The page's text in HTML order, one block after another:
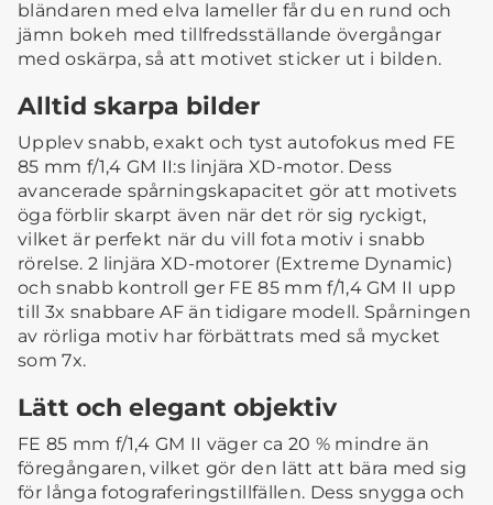
bländaren med elva lameller får du en rund och
jämn bokeh med tillfredsställande övergångar
med oskärpa, så att motivet sticker ut i bilden.
Alltid skarpa bilder
Upplev snabb, exakt och tyst autofokus med FE
85 mm f/1,4 GM II:s linjära XD-motor. Dess
avancerade spårningskapacitet gör att motivets
öga förblir skarpt även när det rör sig ryckigt,
vilket är perfekt när du vill fota motiv i snabb
rörelse. 2 linjära XD-motorer (Extreme Dynamic)
och snabb kontroll ger FE 85 mm f/1,4 GM II upp
till 3x snabbare AF än tidigare modell. Spårningen
av rörliga motiv har förbättrats med så mycket
som 7x.
Lätt och elegant objektiv
FE 85 mm f/1,4 GM II väger ca 20 % mindre än
föregångaren, vilket gör den lätt att bära med sig
för långa fotograferingstillfällen. Dess snygga och